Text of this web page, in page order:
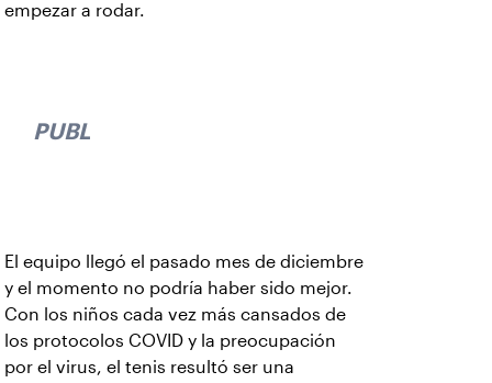
empezar a rodar.
PUBLICIDAD
El equipo llegó el pasado mes de diciembre
y el momento no podría haber sido mejor.
Con los niños cada vez más cansados de
los protocolos COVID y la preocupación
por el virus, el tenis resultó ser una